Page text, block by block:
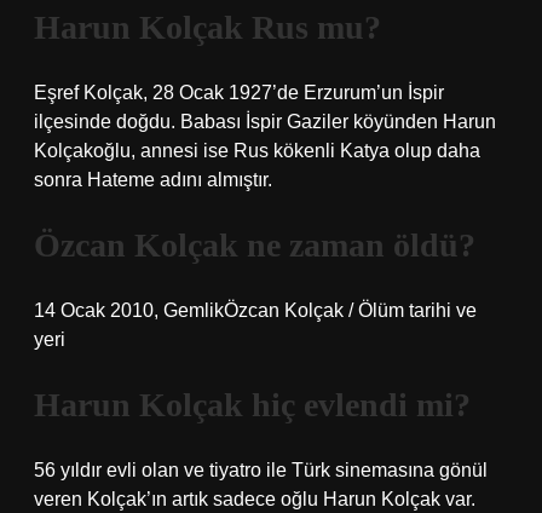
Harun Kolçak Rus mu?
Eşref Kolçak, 28 Ocak 1927’de Erzurum’un İspir
ilçesinde doğdu. Babası İspir Gaziler köyünden Harun
Kolçakoğlu, annesi ise Rus kökenli Katya olup daha
sonra Hateme adını almıştır.
Özcan Kolçak ne zaman öldü?
14 Ocak 2010, GemlikÖzcan Kolçak / Ölüm tarihi ve
yeri
Harun Kolçak hiç evlendi mi?
56 yıldır evli olan ve tiyatro ile Türk sinemasına gönül
veren Kolçak’ın artık sadece oğlu Harun Kolçak var.